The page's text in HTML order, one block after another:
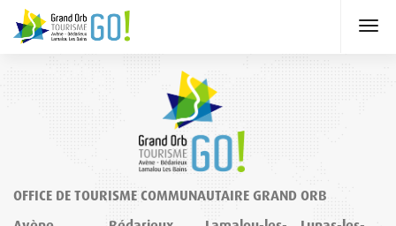
OFFICE DE TOURISME COMMUNAUTAIRE GRAND ORB